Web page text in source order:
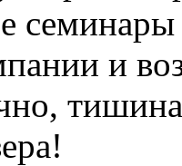
семинары
и